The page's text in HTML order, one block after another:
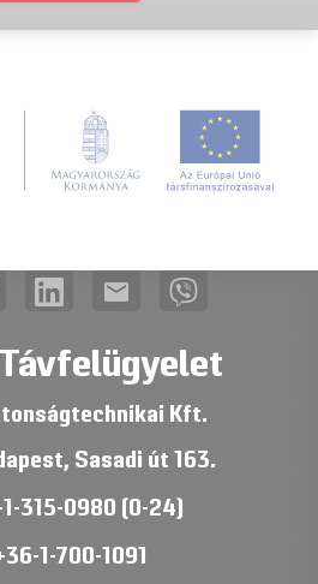
mail
Kft.
Sasadi út 163.
315-0980 (0-24)
1-700-1091